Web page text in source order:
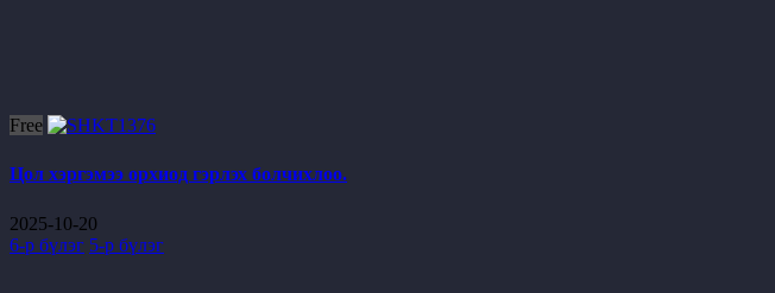
Free
Цол хэргэмээ орхиод гэрлэх болчихлоо.
2025-10-20
6-р бүлэг 5-р бүлэг